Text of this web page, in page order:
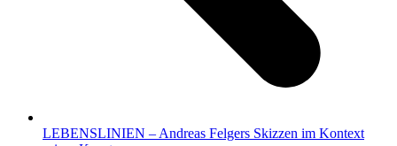
LEBENSLINIEN – Andreas Felgers Skizzen im Kontext